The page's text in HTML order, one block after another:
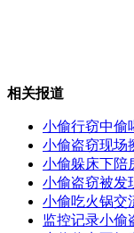
女孩北京地铁
无痛分娩是否
相关报道
小偷行窃中偷
小偷盗窃现场
小偷躲床下陪
小偷盗窃被发
小偷吃火锅交
监控记录小偷